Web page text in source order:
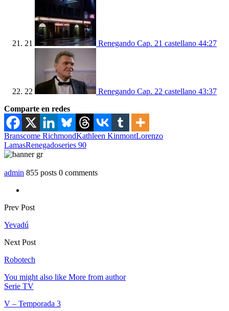
21 Renegando Cap. 21 castellano 44:27
22 Renegando Cap. 22 castellano 43:37
Comparte en redes
Branscome RichmondKathleen KinmontLorenzo
LamasRenegadoseries 90
admin 855 posts 0 comments
Prev Post
Yevadú
Next Post
Robotech
You might also like More from author
Serie TV
V – Temporada 3